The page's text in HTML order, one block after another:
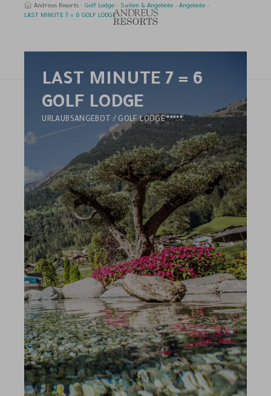
Andreus Resorts Golf Lodge Suiten & Angebote
Angebote
LAST MINUTE 7 = 6 GOLF LODGE
LAST MINUTE 7 = 6
GOLF LODGE
URLAUBSANGEBOT / GOLF LODGE
5
STERNE